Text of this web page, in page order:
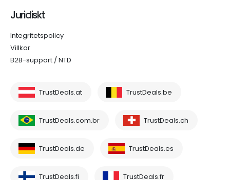
Juridiskt
Integritetspolicy
Villkor
B2B-support / NTD
TrustDeals.at TrustDeals.be
TrustDeals.com.br TrustDeals.ch
TrustDeals.de TrustDeals.es
TrustDeals.fi TrustDeals.fr